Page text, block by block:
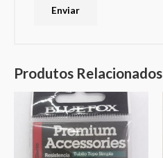
Produtos Relacionados